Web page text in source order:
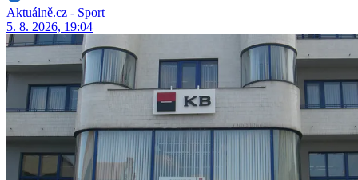
Aktuálně.cz - Sport
5. 8. 2026, 19:04